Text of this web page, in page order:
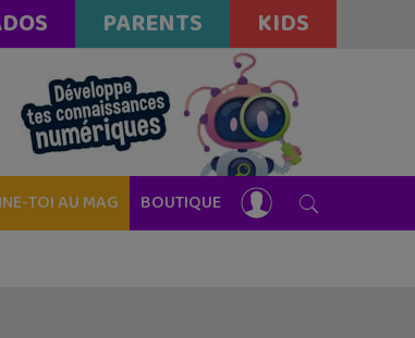
PARENTS KIDS
TOI AU MAG BOUTIQUE